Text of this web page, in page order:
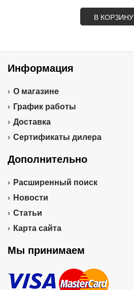
В КОРЗИНУ
Информация
О магазине
График работы
Доставка
Сертификаты дилера
Дополнительно
Расширенный поиск
Новости
Статьи
Карта сайта
Мы принимаем